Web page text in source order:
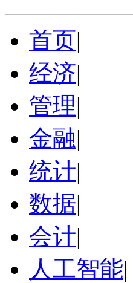
首页|
经济|
管理|
金融|
统计|
数据|
会计|
人工智能|